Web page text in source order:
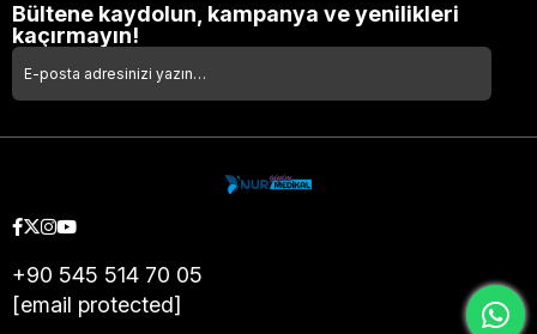
Bültene kaydolun, kampanya ve yenilikleri
kaçırmayın!
+90 545 514 70 05
[email protected]